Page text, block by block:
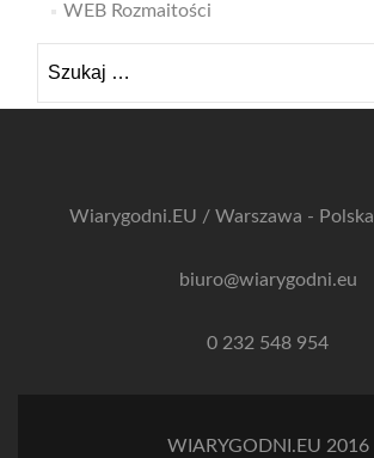
WEB Rozmaitości
Wiarygodni.EU / Warszawa - Polska
biuro@wiarygodni.eu
0 232 548 954
WIARYGODNI.EU 2016